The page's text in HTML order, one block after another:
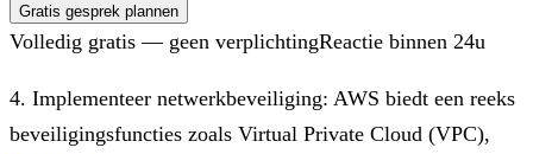
Gratis gesprek plannen
Volledig gratis — geen verplichtingReactie binnen 24u
4. Implementeer netwerkbeveiliging: AWS biedt een reeks
beveiligingsfuncties zoals Virtual Private Cloud (VPC),